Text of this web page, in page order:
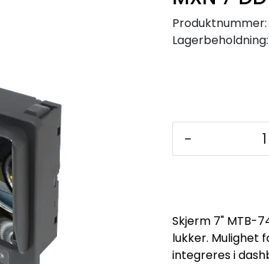
Produktnummer:
Lagerbeholdning:
-
Skjerm 7" MTB-
lukker. Mulighet
integreres i